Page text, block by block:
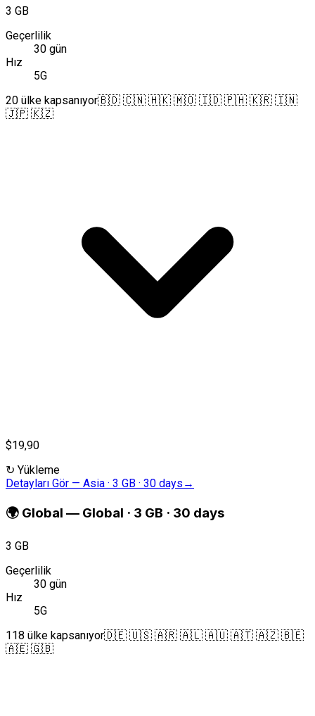
3 GB
Geçerlilik
30 gün
Hız
5G
20 ülke kapsanıyor🇧🇩 🇨🇳 🇭🇰 🇲🇴 🇮🇩 🇵🇭 🇰🇷 🇮🇳
🇯🇵 🇰🇿
$19,90
↻ Yükleme
Detayları Gör — Asia · 3 GB · 30 days →
🌍 Global — Global · 3 GB · 30 days
3 GB
Geçerlilik
30 gün
Hız
5G
118 ülke kapsanıyor🇩🇪 🇺🇸 🇦🇷 🇦🇱 🇦🇺 🇦🇹 🇦🇿 🇧🇪
🇦🇪 🇬🇧